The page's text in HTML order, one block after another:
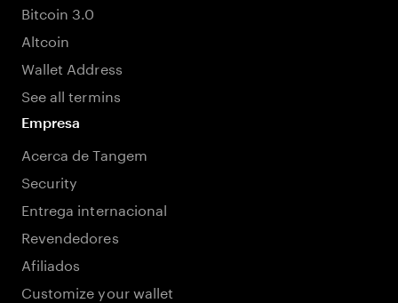
Bitcoin 3.0
Altcoin
Wallet Address
See all termins
Empresa
Acerca de Tangem
Security
Entrega internacional
Revendedores
Afiliados
Customize your wallet